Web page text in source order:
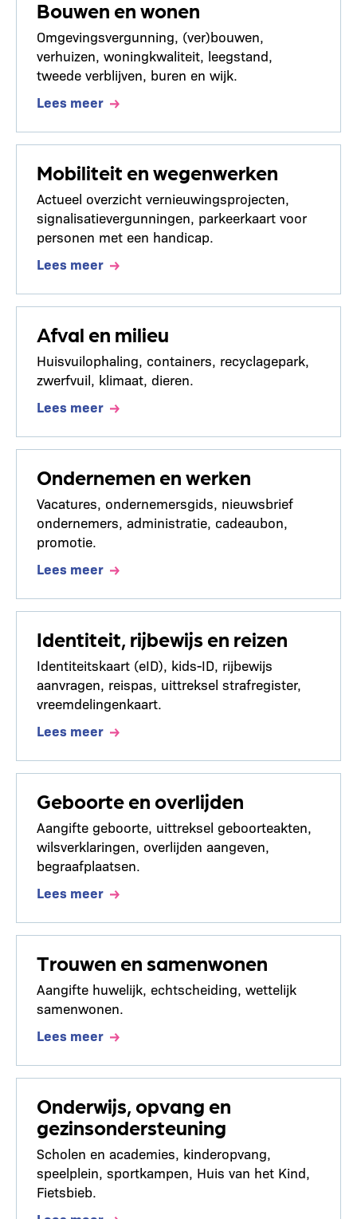
Bouwen en wonen
Omgevingsvergunning, (ver)bouwen,
verhuizen, woningkwaliteit, leegstand,
tweede verblijven, buren en wijk.
Lees meer
Mobiliteit en wegenwerken
Actueel overzicht vernieuwingsprojecten,
signalisatievergunningen, parkeerkaart voor
personen met een handicap.
Lees meer
Afval en milieu
Huisvuilophaling, containers, recyclagepark,
zwerfvuil, klimaat, dieren.
Lees meer
Ondernemen en werken
Vacatures, ondernemersgids, nieuwsbrief
ondernemers, administratie, cadeaubon,
promotie.
Lees meer
Identiteit, rijbewijs en reizen
Identiteitskaart (eID), kids-ID, rijbewijs
aanvragen, reispas, uittreksel strafregister,
vreemdelingenkaart.
Lees meer
Geboorte en overlijden
Aangifte geboorte, uittreksel geboorteakten,
wilsverklaringen, overlijden aangeven,
begraafplaatsen.
Lees meer
Trouwen en samenwonen
Aangifte huwelijk, echtscheiding, wettelijk
samenwonen.
Lees meer
Onderwijs, opvang en
gezinsondersteuning
Scholen en academies, kinderopvang,
speelplein, sportkampen, Huis van het Kind,
Fietsbieb.